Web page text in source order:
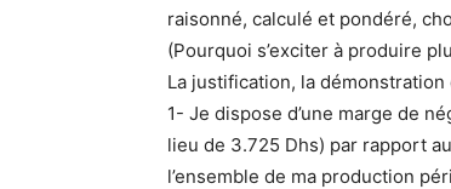
raisonné, calculé et pondéré,
(Pourquoi s’exciter à produire
La justification, la
1- Je dispose d’une marge de
lieu de 3.725 Dhs) par rapport
l’ensemble de ma production